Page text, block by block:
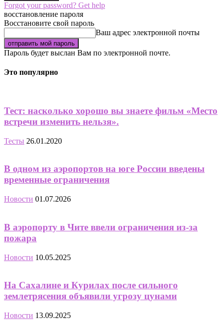
Forgot your password? Get help
восстановление пароля
Восстановите свой пароль
Ваш адрес электронной почты
Пароль будет выслан Вам по электронной почте.
Это популярно
Тест: насколько хорошо вы знаете фильм «Место
встречи изменить нельзя».
Тесты 26.01.2020
В одном из аэропортов на юге России введены
временные ограничения
Новости 01.07.2026
В аэропорту в Чите ввели ограничения из-за
пожара
Новости 10.05.2025
На Сахалине и Курилах после сильного
землетрясения объявили угрозу цунами
Новости 13.09.2025